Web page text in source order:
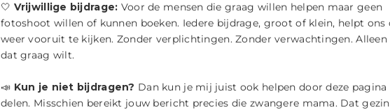
🤍 Vrijwillige bijdrage: Voor de mensen die graag willen helpen maar geen
fotoshoot willen of kunnen boeken. Iedere bijdrage, groot of klein, helpt ons
weer vooruit te kijken. Zonder verplichtingen. Zonder verwachtingen. Alleen
dat graag wilt.
📣 Kun je niet bijdragen? Dan kun je mij juist ook helpen door deze pagina
delen. Misschien bereikt jouw bericht precies die zwangere mama. Dat